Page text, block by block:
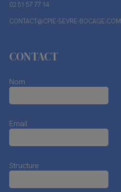
02 51 57 77 14
CONTACT@CPIE-SEVRE-BOCAGE.COM
CONTACT
Nom
Email
Structure